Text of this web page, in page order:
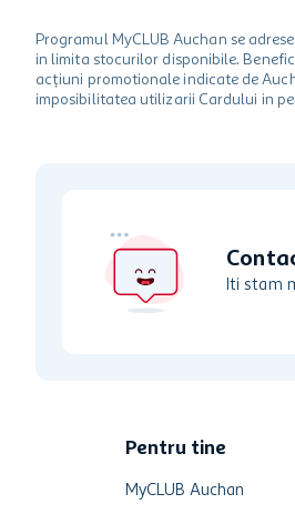
Programul MyCLUB Auchan se
in limita stocurilor disponibile.
acțiuni promotionale indicate de
imposibilitatea utilizarii Cardului in
Iti stam
Pentru tine
MyCLUB Auchan